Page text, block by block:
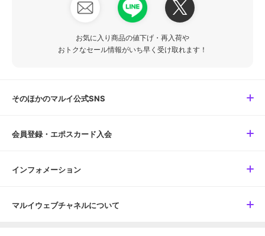
お気に入り商品の値下げ・再入荷や
おトクなセール情報がいち早く受け取れます！
そのほかのマルイ公式SNS
会員登録・エポスカード入会
インフォメーション
マルイウェブチャネルについて